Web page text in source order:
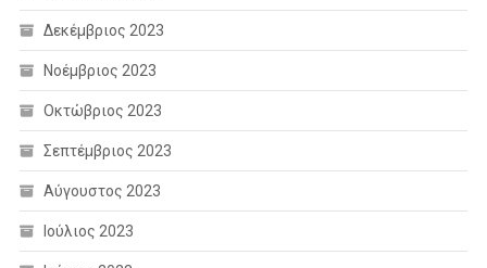
Δεκέμβριος 2023
Νοέμβριος 2023
Οκτώβριος 2023
Σεπτέμβριος 2023
Αύγουστος 2023
Ιούλιος 2023